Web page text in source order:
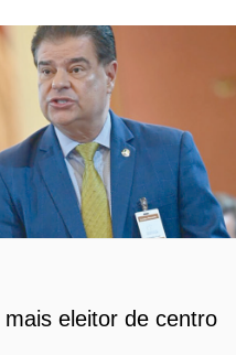
mais eleitor de centro